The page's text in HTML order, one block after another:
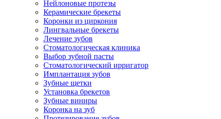
Нейлоновые протезы
Керамические брекеты
Коронки из циркония
Лингвальные брекеты
Лечение зубов
Стоматологическая клиника
Выбор зубной пасты
Стоматологический ирригатор
Имплантация зубов
Зубные щетки
Установка брекетов
Зубные виниры
Коронка на зуб